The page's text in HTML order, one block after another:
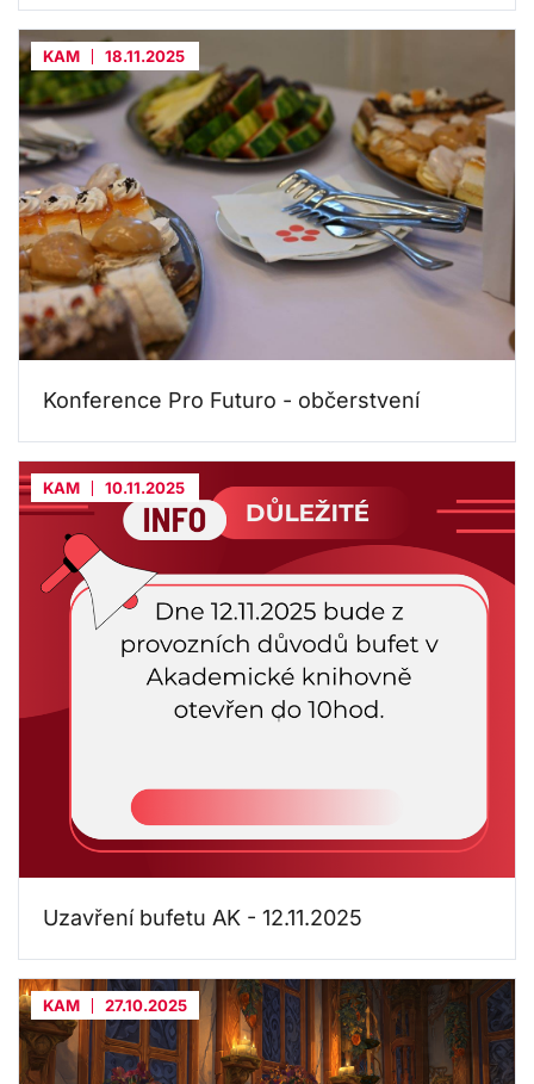
KAM 18.11.2025
Konference Pro Futuro - občerstvení
KAM 10.11.2025
Uzavření bufetu AK - 12.11.2025
KAM 27.10.2025